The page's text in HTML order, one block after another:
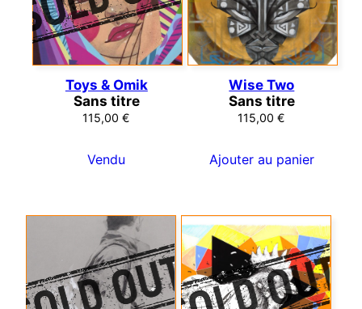
Toys & Omik
Sans titre
115,00€
Vendu
Wise Two
Sans titre
115,00€
Ajouter au panier